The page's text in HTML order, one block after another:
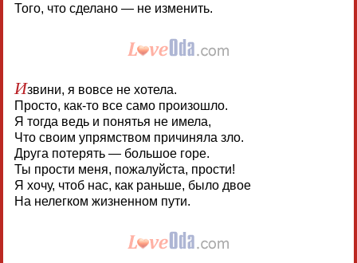
Того, что сделано — не изменить.
Извини, я вовсе не хотела.
Просто, как-то все само произошло.
Я тогда ведь и понятья не имела,
Что своим упрямством причиняла зло.
Друга потерять — большое горе.
Ты прости меня, пожалуйста, прости!
Я хочу, чтоб нас, как раньше, было двое
На нелегком жизненном пути.